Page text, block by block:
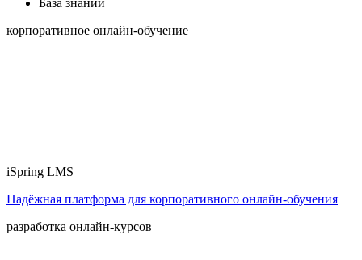
База знаний
корпоративное онлайн-обучение
iSpring LMS
Надёжная платформа для корпоративного онлайн‑обучения
разработка онлайн-курсов